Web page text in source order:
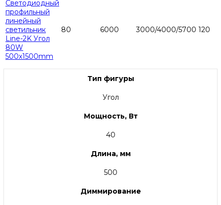
Светодиодный
профильный
линейный
светильник
Line-2K Угол
80W
500x1500mm
80 6000 3000/4000/5700 120
Тип фигуры
Угол
Мощность, Вт
40
Длина, мм
500
Диммирование